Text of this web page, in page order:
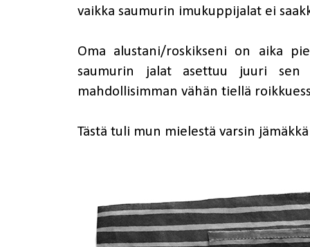
vaikka saumurin imukuppijalat ei
Oma alustani/roskikseni on aika
saumurin jalat asettuu juuri
mahdollisimman vähän tiellä
Tästä tuli mun mielestä varsin